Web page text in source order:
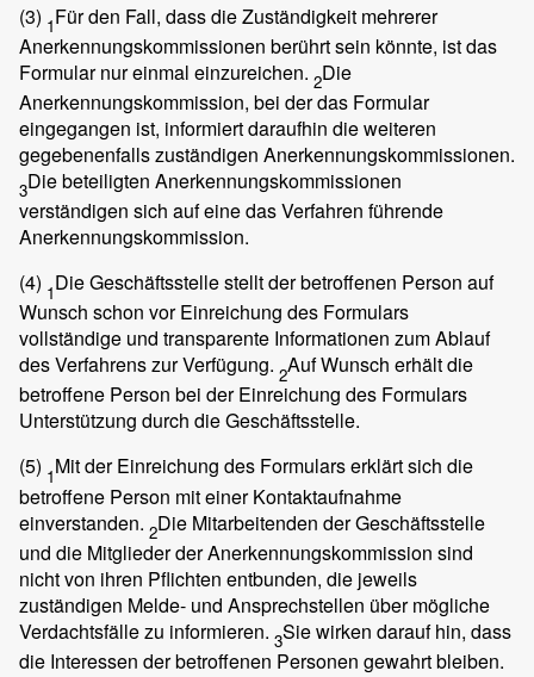
(3) 1Für den Fall, dass die Zuständigkeit mehrerer
Anerkennungskommissionen berührt sein könnte, ist das
Formular nur einmal einzureichen. 2Die
Anerkennungskommission, bei der das Formular
eingegangen ist, informiert daraufhin die weiteren
gegebenenfalls zuständigen Anerkennungskommissionen.
3Die beteiligten Anerkennungskommissionen
verständigen sich auf eine das Verfahren führende
Anerkennungskommission.
(4) 1Die Geschäftsstelle stellt der betroffenen Person auf
Wunsch schon vor Einreichung des Formulars
vollständige und transparente Informationen zum Ablauf
des Verfahrens zur Verfügung. 2Auf Wunsch erhält die
betroffene Person bei der Einreichung des Formulars
Unterstützung durch die Geschäftsstelle.
(5) 1Mit der Einreichung des Formulars erklärt sich die
betroffene Person mit einer Kontaktaufnahme
einverstanden. 2Die Mitarbeitenden der Geschäftsstelle
und die Mitglieder der Anerkennungskommission sind
nicht von ihren Pflichten entbunden, die jeweils
zuständigen Melde- und Ansprechstellen über mögliche
Verdachtsfälle zu informieren. 3Sie wirken darauf hin, dass
die Interessen der betroffenen Personen gewahrt bleiben.